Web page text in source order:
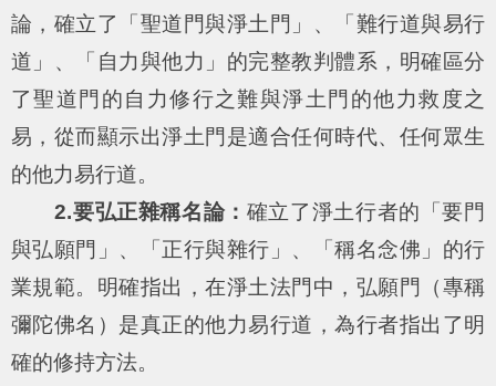
論，確立了「聖道門與淨土門」、「難行道與易行
道」、「自力與他力」的完整教判體系，明確區分
了聖道門的自力修行之難與淨土門的他力救度之
易，從而顯示出淨土門是適合任何時代、任何眾生
的他力易行道。
2.要弘正雜稱名論： 確立了淨土行者的「要門
與弘願門」、「正行與雜行」、「稱名念佛」的行
業規範。明確指出，在淨土法門中，弘願門（專稱
彌陀佛名）是真正的他力易行道，為行者指出了明
確的修持方法。